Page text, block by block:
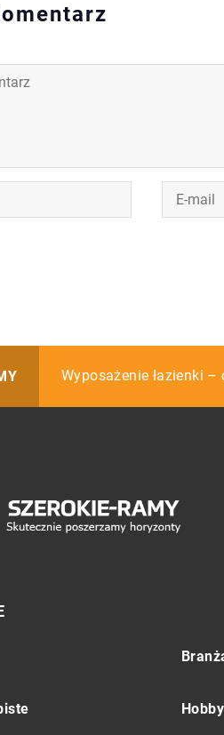
Jak pozbyć się wody
Wyposażenie łazienki
Jak nie dać się